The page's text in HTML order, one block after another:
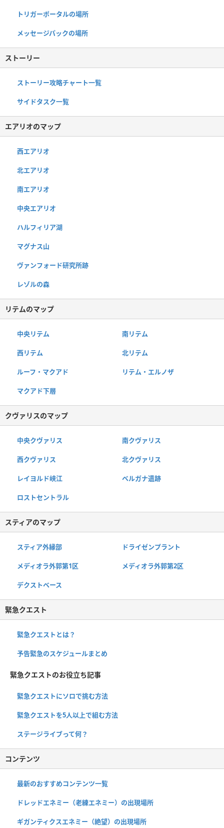
トリガーポータルの場所
メッセージパックの場所
ストーリー
ストーリー攻略チャート一覧
サイドタスク一覧
エアリオのマップ
西エアリオ
北エアリオ
南エアリオ
中央エアリオ
ハルフィリア湖
マグナス山
ヴァンフォード研究所跡
レゾルの森
リテムのマップ
中央リテム 南リテム
西リテム 北リテム
ルーフ・マクアド リテム・エルノザ
マクアド下層
クヴァリスのマップ
中央クヴァリス 南クヴァリス
西クヴァリス 北クヴァリス
レイヨルド峡江 ベルガナ遺跡
ロストセントラル
スティアのマップ
スティア外縁部 ドライゼンプラント
メディオラ外郭第1区 メディオラ外郭第2区
デクストベース
緊急クエスト
緊急クエストとは？
予告緊急のスケジュールまとめ
緊急クエストのお役立ち記事
緊急クエストにソロで挑む方法
緊急クエストを5人以上で組む方法
ステージライブって何？
コンテンツ
最新のおすすめコンテンツ一覧
ドレッドエネミー（老練エネミー）の出現場所
ギガンティクスエネミー（絶望）の出現場所